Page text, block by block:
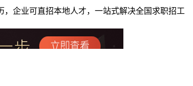
企业可直招本地人才，一站式解决全国求职招工